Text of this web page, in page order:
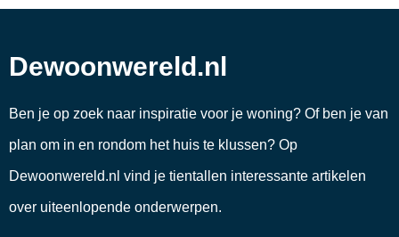
Dewoonwereld.nl
Ben je op zoek naar inspiratie voor je woning? Of ben je van
plan om in en rondom het huis te klussen? Op
Dewoonwereld.nl vind je tientallen interessante artikelen
over uiteenlopende onderwerpen.